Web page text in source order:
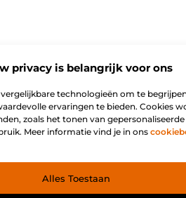
privacy is belangrijk voor ons
technologieën om te
ervaringen te bieden. Cookies
zoals het tonen van
Meer informatie vind je in ons
Alles Toestaan